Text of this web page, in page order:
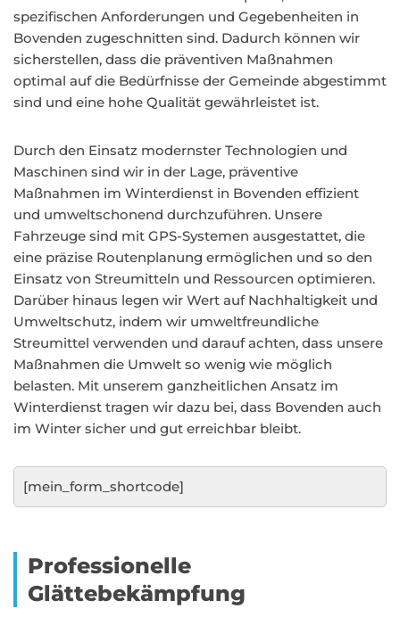
spezifischen Anforderungen und Gegebenheiten in
Bovenden zugeschnitten sind. Dadurch können wir
sicherstellen, dass die präventiven Maßnahmen
optimal auf die Bedürfnisse der Gemeinde abgestimmt
sind und eine hohe Qualität gewährleistet ist.
Durch den Einsatz modernster Technologien und
Maschinen sind wir in der Lage, präventive
Maßnahmen im Winterdienst in Bovenden effizient
und umweltschonend durchzuführen. Unsere
Fahrzeuge sind mit GPS-Systemen ausgestattet, die
eine präzise Routenplanung ermöglichen und so den
Einsatz von Streumitteln und Ressourcen optimieren.
Darüber hinaus legen wir Wert auf Nachhaltigkeit und
Umweltschutz, indem wir umweltfreundliche
Streumittel verwenden und darauf achten, dass unsere
Maßnahmen die Umwelt so wenig wie möglich
belasten. Mit unserem ganzheitlichen Ansatz im
Winterdienst tragen wir dazu bei, dass Bovenden auch
im Winter sicher und gut erreichbar bleibt.
[mein_form_shortcode]
Professionelle
Glättebekämpfung